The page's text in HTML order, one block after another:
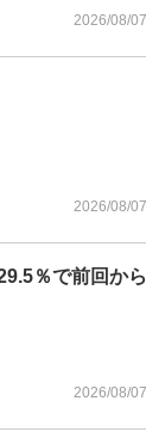
2026/08/07
2026/08/07
％で前回から
2026/08/07